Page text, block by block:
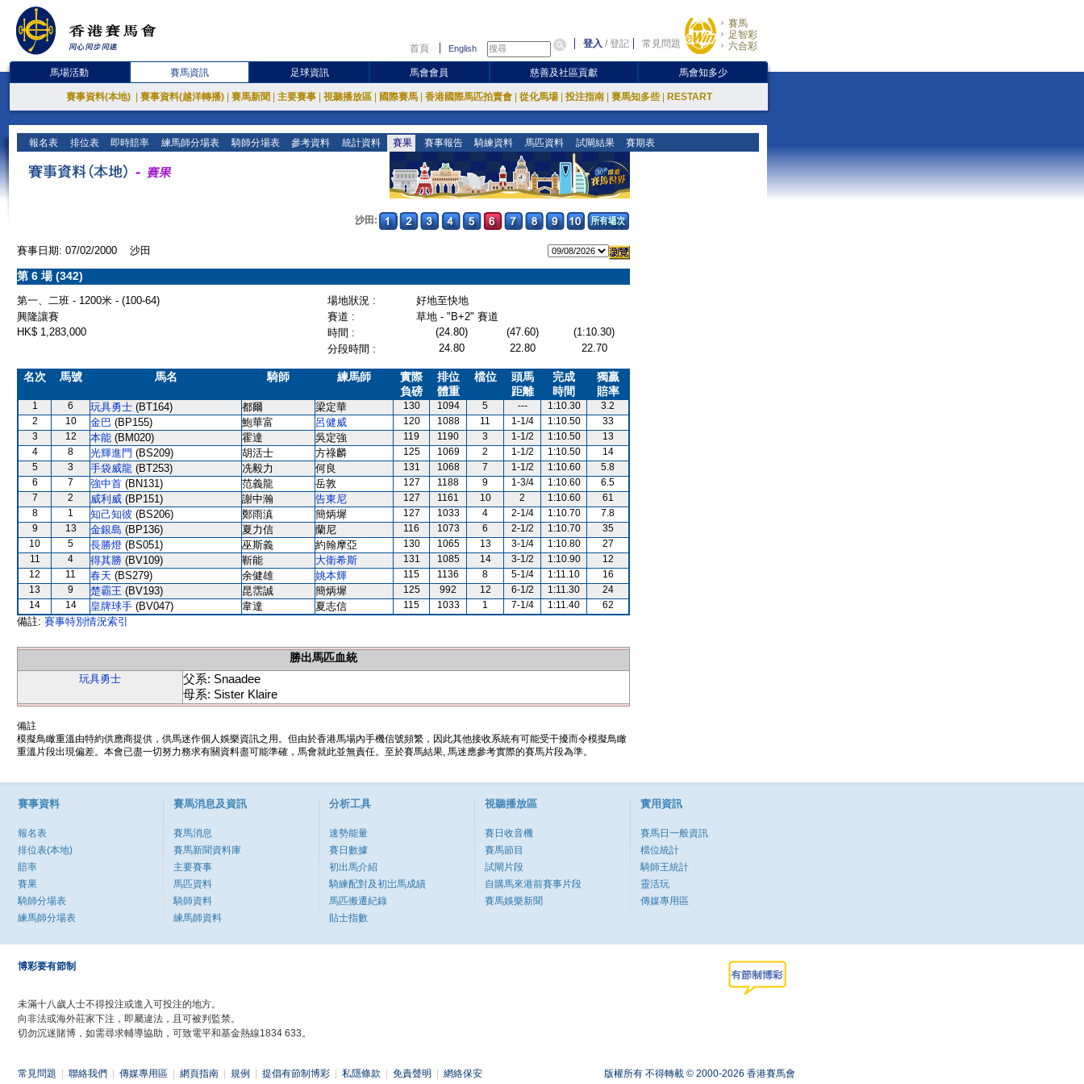
首頁 English 登入 /登記 常見問題
賽馬
足智彩
六合彩
馬場活動 賽馬資訊 足球資訊 馬會會員 慈善及社區貢獻 馬會知多少
賽事資料(本地) 賽事資料(越洋轉播) 賽馬新聞 主要賽事 視聽播放區 國際賽馬 香港國際馬匹拍賣會 從化馬場 投注指南 賽馬知多些 RESTART
報名表 排位表 即時賠率 練馬師分場表 騎師分場表 參考資料 統計資料 賽果 賽事報告 騎練資料 馬匹資料 試閘結果 賽期表
沙田:
賽事日期: 07/02/2000 沙田
第 6 場 (342)
第一、二班 - 1200米 - (100-64) 場地狀況 :
好地至快地
興隆讓賽
賽道 :
草地 - "B+2" 賽道
HK$ 1,283,000
時間 : (24.80) (47.60)
(1:10.30)
分段時間 :
24.80 22.80 22.70
名次 馬號 馬名 騎師 練馬師
實際
負磅
排位
體重
檔位
頭馬
距離
完成
時間
獨贏
賠率
1 6 玩具勇士 (BT164) 都爾 梁定華 130 1094 5 --- 1:10.30
3.2
2
10 金巴 (BP155) 鮑華富 呂健威 120 1088 11 1-1/4 1:10.50
33
3
12 本能 (BM020) 霍達 吳定強 119 1190 3 1-1/2 1:10.50
13
4
8 光輝進門 (BS209) 胡活士 方祿麟 125 1069 2 1-1/2 1:10.50
14
5
3 手袋威龍 (BT253) 冼毅力 何良 131 1068 7 1-1/2 1:10.60
5.8
6
7 強中首 (BN131) 范義龍 岳敦 127 1188 9 1-3/4 1:10.60
6.5
7
2 威利威 (BP151) 謝中瀚 告東尼 127 1161 10 2 1:10.60
61
8
1 知己知彼 (BS206) 鄭雨滇 簡炳墀 127 1033 4 2-1/4 1:10.70
7.8
9
13 金銀島 (BP136) 夏力信 蘭尼 116 1073 6 2-1/2 1:10.70
35
10
5 長勝燈 (BS051) 巫斯義 約翰摩亞 130 1065 13 3-1/4 1:10.80
27
11
4 得其勝 (BV109) 靳能 大衛希斯 131 1085 14 3-1/2 1:10.90
12
12
11 春天 (BS279) 余健雄 姚本輝 115 1136 8 5-1/4 1:11.10
16
13
9 楚霸王 (BV193) 昆霑誠 簡炳墀 125 992 12 6-1/2 1:11.30
24
14
14 皇牌球手 (BV047) 韋達 夏志信 115 1033 1 7-1/4 1:11.40 62
備註: 賽事特別情況索引
勝出馬匹血統
玩具勇士
父系: Snaadee
母系: Sister Klaire
備註
模擬鳥瞰重溫由特約供應商提供，供馬迷作個人娛樂資訊之用。但由於香港馬場內手機信號頻繁，因此其他接收系統有可能受干擾而令模擬鳥瞰
重溫片段出現偏差。本會已盡一切努力務求有關資料盡可能準確，馬會就此並無責任。至於賽馬結果, 馬迷應參考實際的賽馬片段為準。
賽事資料
報名表
排位表(本地)
賠率
賽果
騎師分場表
練馬師分場表
賽馬消息及資訊
賽馬消息
賽馬新聞資料庫
主要賽事
馬匹資料
騎師資料
練馬師資料
分析工具
速勢能量
賽日數據
初出馬介紹
騎練配對及初岀馬成績
馬匹搬遷紀錄
貼士指數
視聽播放區
賽日收音機
賽馬節目
試閘片段
自購馬來港前賽事片段
賽馬娛樂新聞
實用資訊
賽馬日一般資訊
檔位統計
騎師王統計
靈活玩
傳媒專用區
博彩要有節制
未滿十八歲人士不得投注或進入可投注的地方。
向非法或海外莊家下注，即屬違法，且可被判監禁。
切勿沉迷賭博，如需尋求輔導協助，可致電平和基金熱線1834 633。
常見問題 聯絡我們 傳媒專用區 網頁指南 規例 提倡有節制博彩 私隱條款 免責聲明 網絡保安 版權所有 不得轉載 © 2000-2026 香港賽馬會